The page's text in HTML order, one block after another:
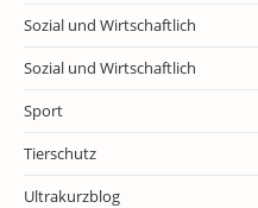
Sozial und Wirtschaftlich
Sozial und Wirtschaftlich
Sport
Tierschutz
Ultrakurzblog